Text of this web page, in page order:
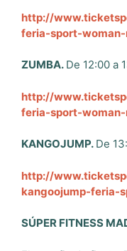
http://
feria-sport-
ZUMBA. De 12:00 a
http://
feria-sport-
KANGOJUMP. De
http://
kangoojump-feria-
SÚPER FITNESS